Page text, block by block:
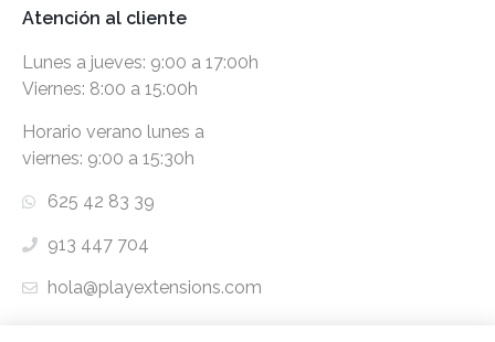
Atención al cliente
Lunes a jueves: 9:00 a 17:00h
Viernes: 8:00 a 15:00h
Horario verano lunes a
viernes: 9:00 a 15:30h
625 42 83 39
913 447 704
hola@playextensions.com